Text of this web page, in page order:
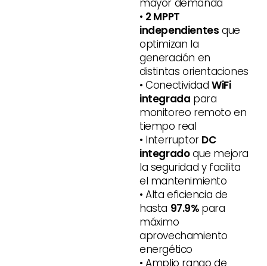
• 2 MPPT
independientes que
optimizan la
generación en
distintas orientaciones
• Conectividad WiFi
integrada para
monitoreo remoto en
tiempo real
• Interruptor DC
integradoque mejora
la seguridad y facilita
el mantenimiento
• Alta eficiencia de
hasta 97.9%para
máximo
aprovechamiento
energético
• Amplio rango de